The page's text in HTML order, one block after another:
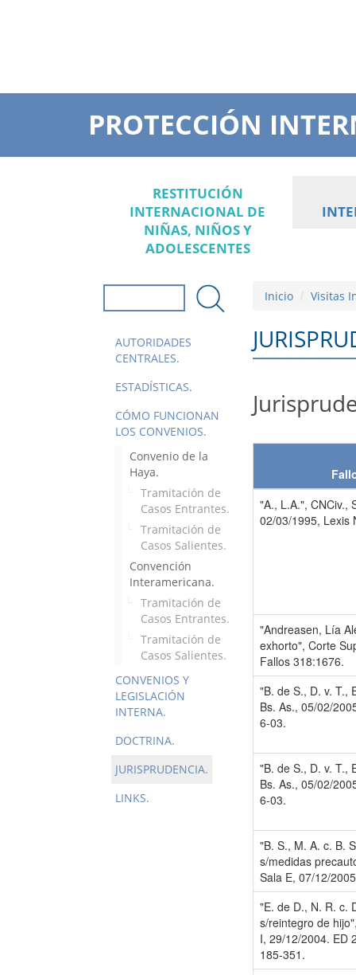
PROTECCIÓN
RESTITUCIÓN
INTERNACIONAL DE
NIÑAS, NIÑOS Y
ADOLESCENTES
Formulario de
AUTORIDADES
CENTRALES.
ESTADÍSTICAS.
CÓMO FUNCIONAN
LOS CONVENIOS.
Convenio de la
Haya.
Tramitación de
Casos Entrantes.
Tramitación de
Casos Salientes.
Convención
Interamericana.
Tramitación de
Casos Entrantes.
Tramitación de
Casos Salientes.
CONVENIOS Y
LEGISLACIÓN
INTERNA.
DOCTRINA.
JURISPRUDENCIA.
LINKS.
Inicio Visitas
"A., L.A.", CNCiv.,
02/03/1995, Lexis
"Andreasen, Lía
exhorto", Corte
Fallos 318:1676.
"B. de S., D. v. T.,
Bs. As., 05/02/
6-03.
"B. de S., D. v. T.,
Bs. As., 05/02/
6-03.
"B. S., M. A. c. B.
s/medidas
Sala E, 07/12/
"E. de D., N. R. c.
s/reintegro de
I, 29/12/2004. ED
185-351.